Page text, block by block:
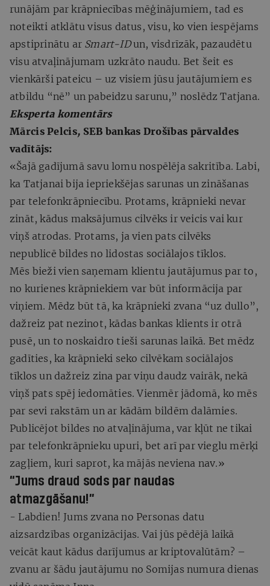
runājām par krāpniecības mēģinājumiem, tad es
noteikti atklātu visus datus, visu, ko vien iespējams
apstiprinātu ar Smart-IDun, visdrīzāk, pazaudētu
visu atvaļinājumam uzkrāto naudu. Bet šeit es
vienkārši pateicu – uz visiem jūsu jautājumiem es
atbildu “nē” un pabeidzu sarunu,” noslēdz Tatjana.
Eksperta komentārs
Mārcis Pelcis, SEB bankas Drošības pārvaldes
vadītājs:
«Šajā gadījumā savu lomu nospēlēja sakritība. Labi,
ka Tatjanai bija iepriekšējas sarunas un zināšanas
par telefonkrāpniecību. Protams, krāpnieki nevar
zināt, kādus maksājumus cilvēks ir veicis vai kur
viņš atrodas. Protams, ja vien pats cilvēks
nepublicē bildes no lidostas sociālajos tīklos.
Mēs bieži vien saņemam klientu jautājumus par to,
no kurienes krāpniekiem var būt informācija par
viņiem. Mēdz būt tā, ka krāpnieki zvana “uz dullo”,
dažreiz pat nezinot, kādas bankas klients ir otrā
pusē, un to noskaidro tieši sarunas laikā. Bet mēdz
gadīties, ka krāpnieki seko cilvēkam sociālajos
tīklos un dažreiz zina par viņu daudz vairāk, nekā
viņš pats spēj iedomāties. Vienmēr jādomā, ko mēs
par sevi rakstām un ar kādām bildēm dalāmies.
Publicējot bildes no atvaļinājuma, var kļūt ne tikai
par telefonkrāpnieku upuri, bet arī par vieglu mērķi
zagļiem, kuri saprot, ka mājās neviena nav.»
“Jums draud sods par naudas
atmazgāšanu!”
- Labdien! Jums zvana no Personas datu
aizsardzības organizācijas. Vai jūs pēdējā laikā
veicāt kaut kādus darījumus ar kriptovalūtām? –
zvanu ar šādu jautājumu no Somijas numura dienas